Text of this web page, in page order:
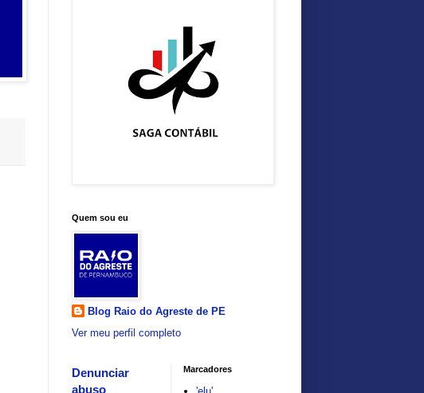
Quem sou eu
Blog Raio do Agreste de PE
Ver meu perfil completo
Denunciar
abuso
Marcadores